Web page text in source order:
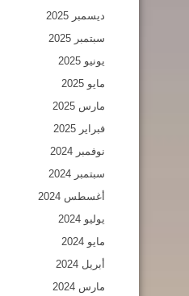
ديسمبر 2025
سبتمبر 2025
يونيو 2025
مايو 2025
مارس 2025
فبراير 2025
نوفمبر 2024
سبتمبر 2024
أغسطس 2024
يوليو 2024
مايو 2024
أبريل 2024
مارس 2024